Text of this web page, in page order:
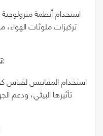
استخدام أنظمة
تركيزات ملوثات
:
استخدام المقاييس لقياس
تأثيرها البيئي، ودعم